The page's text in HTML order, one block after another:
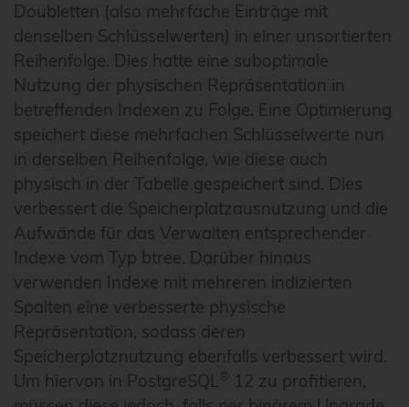
Doubletten (also mehrfache Einträge mit
denselben Schlüsselwerten) in einer unsortierten
Reihenfolge. Dies hatte eine suboptimale
Nutzung der physischen Repräsentation in
betreffenden Indexen zu Folge. Eine Optimierung
speichert diese mehrfachen Schlüsselwerte nun
in derselben Reihenfolge, wie diese auch
physisch in der Tabelle gespeichert sind. Dies
verbessert die Speicherplatzausnutzung und die
Aufwände für das Verwalten entsprechender
Indexe vom Typ btree. Darüber hinaus
verwenden Indexe mit mehreren indizierten
Spalten eine verbesserte physische
Repräsentation, sodass deren
Speicherplatznutzung ebenfalls verbessert wird.
Um hiervon in PostgreSQL ® 12 zu profitieren,